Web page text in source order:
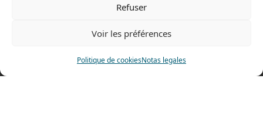
Refuser
Voir les préférences
Politique de cookiesNotas legales
Fax: 0033 474 62 81 69
478 rue Alexandre Richetta